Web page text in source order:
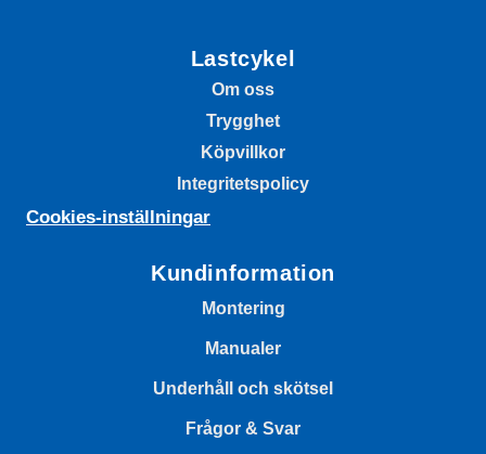
Lastcykel
Om oss
Trygghet
Köpvillkor
Integritetspolicy
Cookies-inställningar
Kundinformation
Montering
Manualer
Underhåll och skötsel
Frågor & Svar